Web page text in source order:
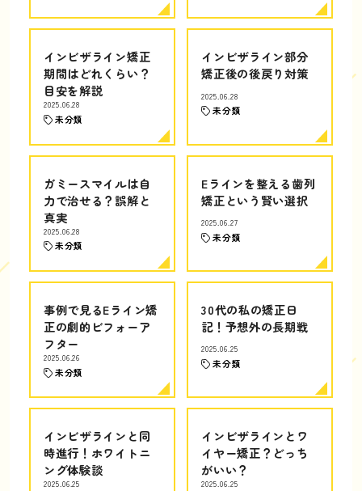
インビザライン矯正
期間はどれくらい？
目安を解説
2025.06.28
未分類
インビザライン部分
矯正後の後戻り対策
2025.06.28
未分類
ガミースマイルは自
力で治せる？誤解と
真実
2025.06.28
未分類
Eラインを整える歯列
矯正という賢い選択
2025.06.27
未分類
事例で見るEライン矯
正の劇的ビフォーア
フター
2025.06.26
未分類
30代の私の矯正日
記！予想外の長期戦
2025.06.25
未分類
インビザラインと同
時進行！ホワイトニ
ング体験談
2025.06.25
インビザラインとワ
イヤー矯正？どっち
がいい？
2025.06.25